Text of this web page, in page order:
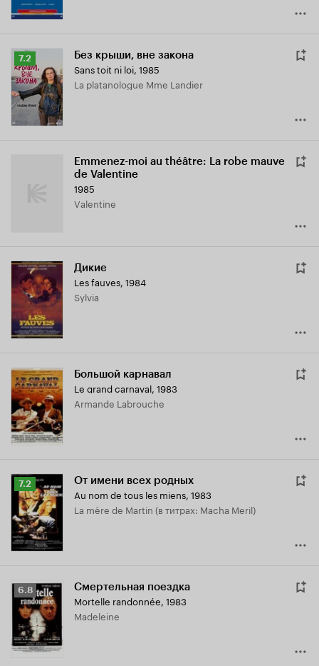
Рейтинг
Кинопоиска
7.2
7.2 Без крыши, вне закона
Sans toit ni loi, 1985
La platanologue Mme Landier
Emmenez-moi au théâtre: La robe mauve
de Valentine
1985
Valentine
Дикие
Les fauves, 1984
Sylvia
Большой карнавал
Le grand carnaval, 1983
Armande Labrouche
Рейтинг
Кинопоиска
7.2
7.2 От имени всех родных
Au nom de tous les miens, 1983
La mère de Martin (в титрах: Macha Meril)
Рейтинг
Кинопоиска
6.8
6.8 Смертельная поездка
Mortelle randonnée, 1983
Madeleine